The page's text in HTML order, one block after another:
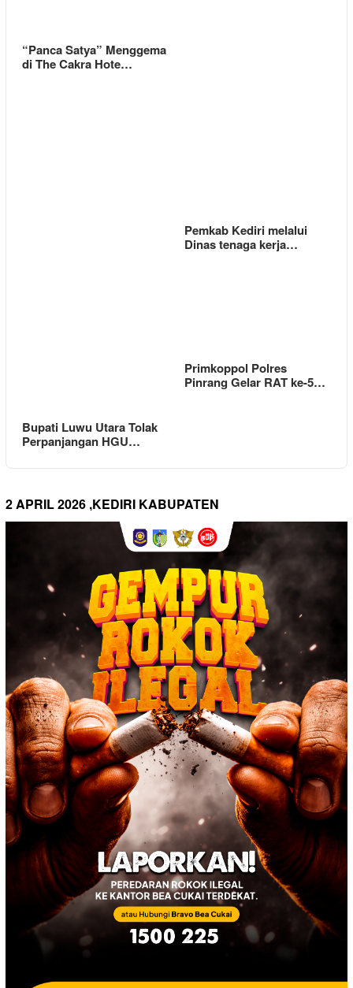
“Panca Satya” Menggema
di The Cakra Hote…
Pemkab Kediri melalui
Dinas tenaga kerja…
Bupati Luwu Utara Tolak
Perpanjangan HGU…
Primkoppol Polres
Pinrang Gelar RAT ke-5…
2 APRIL 2026 ,KEDIRI KABUPATEN